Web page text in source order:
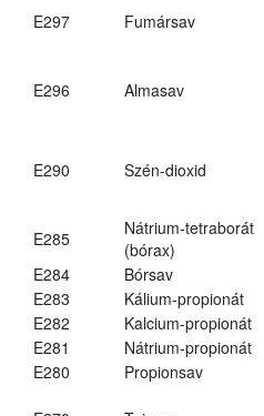
E297 Fumársav
E296 Almasav
E290 Szén-dioxid
E285
Nátrium-tetraborát
(bórax)
E284
Bórsav
E283
Kálium-propionát
E282
Kalcium-propionát
E281
Nátrium-propionát
E280
Propionsav